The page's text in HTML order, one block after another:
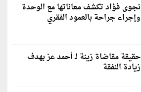
نجوى فؤاد تكشف معاناتها مع الوحدة
وإجراء جراحة بالعمود الفقري
حقيقة مقاضاة زينة لـ أحمد عز بهدف
زيادة النفقة